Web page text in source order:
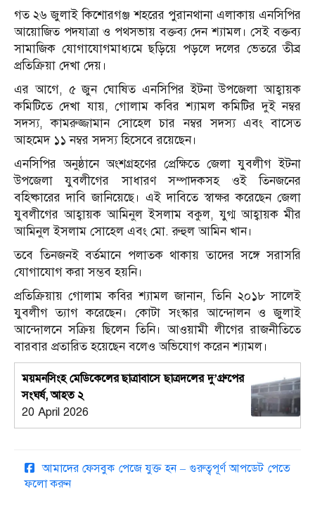
গত ২৬ জুলাই কিশোরগঞ্জ শহরের পুরানথানা এলাকায় এনসিপির
আয়োজিত পদযাত্রা ও পথসভায় বক্তব্য দেন শ্যামল। সেই বক্তব্য
সামাজিক যোগাযোগমাধ্যমে ছড়িয়ে পড়লে দলের ভেতরে তীব্র
প্রতিক্রিয়া দেখা দেয়।
এর আগে, ৫ জুন ঘোষিত এনসিপির ইটনা উপজেলা আহ্বায়ক
কমিটিতে দেখা যায়, গোলাম কবির শ্যামল কমিটির দুই নম্বর
সদস্য, কামরুজ্জামান সোহেল চার নম্বর সদস্য এবং বাসেত
আহমেদ ১১ নম্বর সদস্য হিসেবে রয়েছেন।
এনসিপির অনুষ্ঠানে অংশগ্রহণের প্রেক্ষিতে জেলা যুবলীগ ইটনা
উপজেলা যুবলীগের সাধারণ সম্পাদকসহ ওই তিনজনের
বহিষ্কারের দাবি জানিয়েছে। এই দাবিতে স্বাক্ষর করেছেন জেলা
যুবলীগের আহ্বায়ক আমিনুল ইসলাম বকুল, যুগ্ম আহ্বায়ক মীর
আমিনুল ইসলাম সোহেল এবং মো. রুহুল আমিন খান।
তবে তিনজনই বর্তমানে পলাতক থাকায় তাদের সঙ্গে সরাসরি
যোগাযোগ করা সম্ভব হয়নি।
প্রতিক্রিয়ায় গোলাম কবির শ্যামল জানান, তিনি ২০১৮ সালেই
যুবলীগ ত্যাগ করেছেন। কোটা সংস্কার আন্দোলন ও জুলাই
আন্দোলনে সক্রিয় ছিলেন তিনি। আওয়ামী লীগের রাজনীতিতে
বারবার প্রতারিত হয়েছেন বলেও অভিযোগ করেন শ্যামল।
ময়মনসিংহ মেডিকেলের ছাত্রাবাসে ছাত্রদলের দু’গ্রুপের
সংঘর্ষ, আহত ২
20 April 2026
আমাদের ফেসবুক পেজে যুক্ত হন – গুরুত্বপূর্ণ আপডেট পেতে
ফলো করুন